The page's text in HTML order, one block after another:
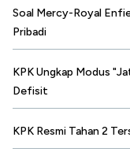
Soal Mercy-Royal
Pribadi
KPK Ungkap Modus
Defisit
KPK Resmi Tahan 2